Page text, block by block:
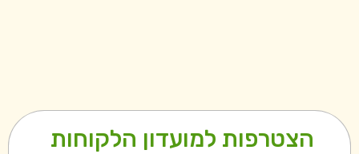
הצטרפות למועדון הלקוחות